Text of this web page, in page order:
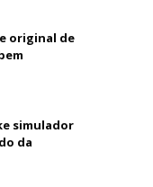
original de
simulador
da